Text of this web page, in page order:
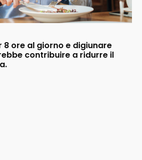
8 ore al giorno e digiunare
contribuire a ridurre il